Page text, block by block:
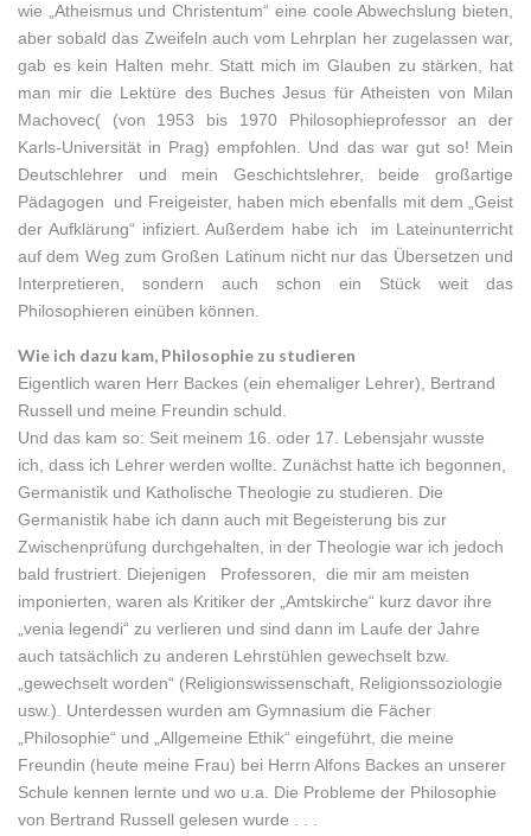
wie „Atheismus und Christentum“ eine coole Abwechslung bieten,
aber sobald das Zweifeln auch vom Lehrplan her zugelassen war,
gab es kein Halten mehr. Statt mich im Glauben zu stärken, hat
man mir die Lektüre des Buches Jesus für Atheisten von Milan
Machovec( (von 1953 bis 1970 Philosophieprofessor an der
Karls-Universität in Prag) empfohlen. Und das war gut so! Mein
Deutschlehrer und mein Geschichtslehrer, beide großartige
Pädagogen und Freigeister, haben mich ebenfalls mit dem „Geist
der Aufklärung“ infiziert. Außerdem habe ich im Lateinunterricht
auf dem Weg zum Großen Latinum nicht nur das Übersetzen und
Interpretieren, sondern auch schon ein Stück weit das
Philosophieren einüben können.
Wie ich dazu kam, Philosophie zu studieren
Eigentlich waren Herr Backes (ein ehemaliger Lehrer), Bertrand
Russell und meine Freundin schuld.
Und das kam so: Seit meinem 16. oder 17. Lebensjahr wusste
ich, dass ich Lehrer werden wollte. Zunächst hatte ich begonnen,
Germanistik und Katholische Theologie zu studieren. Die
Germanistik habe ich dann auch mit Begeisterung bis zur
Zwischenprüfung durchgehalten, in der Theologie war ich jedoch
bald frustriert. Diejenigen Professoren, die mir am meisten
imponierten, waren als Kritiker der „Amtskirche“ kurz davor ihre
„venia legendi“ zu verlieren und sind dann im Laufe der Jahre
auch tatsächlich zu anderen Lehrstühlen gewechselt bzw.
„gewechselt worden“ (Religionswissenschaft, Religionssoziologie
usw.). Unterdessen wurden am Gymnasium die Fächer
„Philosophie“ und „Allgemeine Ethik“ eingeführt, die meine
Freundin (heute meine Frau) bei Herrn Alfons Backes an unserer
Schule kennen lernte und wo u.a. Die Probleme der Philosophie
von Bertrand Russell gelesen wurde . . .